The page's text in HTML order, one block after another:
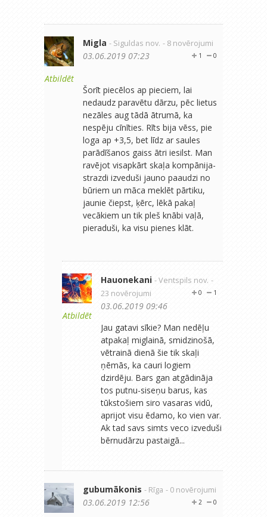
Atbildēt
Migla - Siguldas nov. - 8 novērojumi
0
1
03.06.2019 07:23
Šorīt piecēlos ap pieciem, lai
nedaudz paravētu dārzu, pēc lietus
nezāles aug tādā ātrumā, ka
nespēju cīnīties. Rīts bija vēss, pie
loga ap +3,5, bet līdz ar saules
parādīšanos gaiss ātri iesilst. Man
ravējot visapkārt skaļa kompānija-
strazdi izveduši jauno paaudzi no
būriem un māca meklēt pārtiku,
jaunie čiepst, ķērc, lēkā pakaļ
vecākiem un tik pleš knābi vaļā,
pieraduši, ka visu pienes klāt.
Atbildēt
Hauonekani - Ventspils nov. -
23 novērojumi
1
0
03.06.2019 09:46
Jau gatavi sīkie? Man nedēļu
atpakaļ miglainā, smidzinošā,
vētrainā dienā šie tik skaļi
ņēmās, ka cauri logiem
dzirdēju. Bars gan atgādināja
tos putnu-siseņu barus, kas
tūkstošiem siro vasaras vidū,
aprijot visu ēdamo, ko vien var.
Ak tad savs simts veco izveduši
bērnudārzu pastaigā...
gubumākonis - Rīga - 0 novērojumi
0
2
03.06.2019 12:56